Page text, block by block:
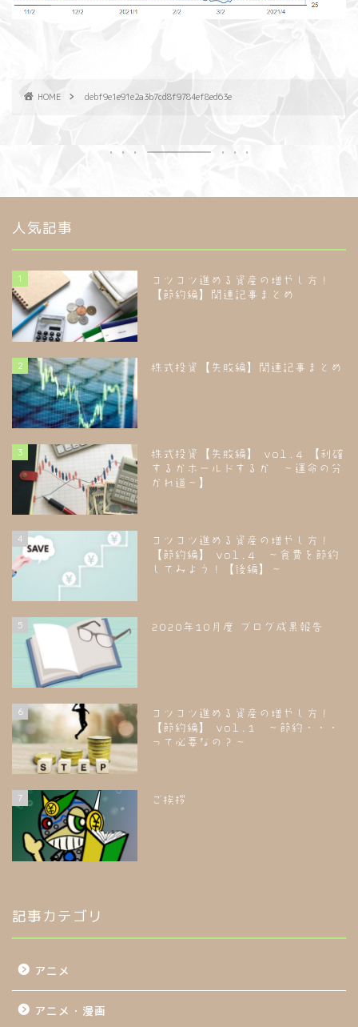
HOME debf9e1e91e2a3b7cd8f9784ef8ed63e
人気記事
1
コツコツ進める資産の増やし方！
【節約編】関連記事まとめ
2 株式投資【失敗編】関連記事まとめ
3
株式投資【失敗編】 vol.4 【利確
するかホールドするか ～運命の分
かれ道～】
4
コツコツ進める資産の増やし方！
【節約編】 vol.4 ～食費を節約
してみよう！【後編】～
5 2020年10月度 ブログ成果報告
6
コツコツ進める資産の増やし方！
【節約編】 vol.1 ～節約・・・
って必要なの？～
7 ご挨拶
記事カテゴリ
アニメ
アニメ・漫画